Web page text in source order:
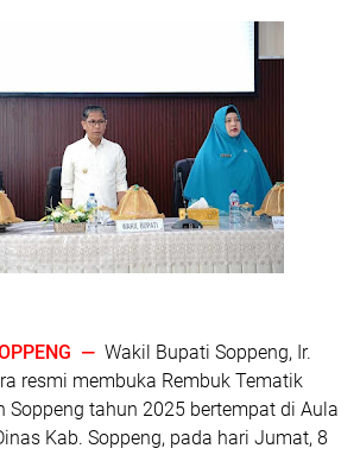
— Wakil Bupati Soppeng, Ir.
resmi membuka Rembuk Tematik
Soppeng tahun 2025 bertempat di Aula
Kab. Soppeng, pada hari Jumat, 8